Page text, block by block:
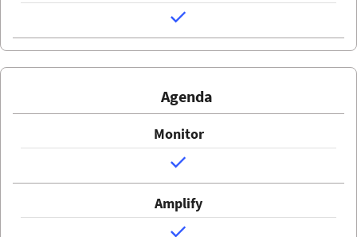
Agenda